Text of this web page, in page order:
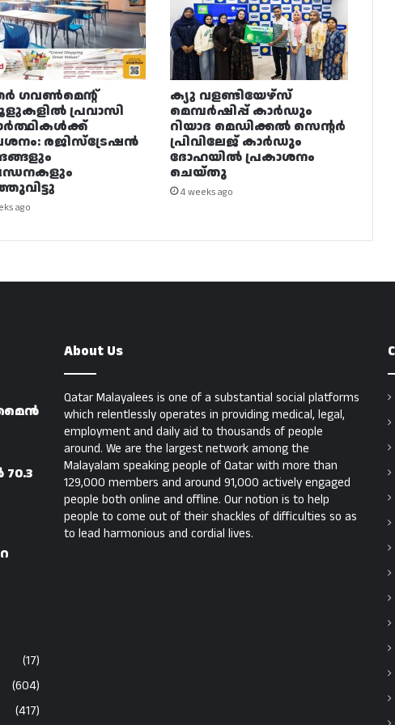
ഗവൺമെന്റ്
പ്രവാസി
രജിസ്ട്രേഷൻ
ago
ക്യു വളണ്ടിയേഴ്‌സ്
മെമ്പർഷിപ്പ് കാർഡും
റിയാദ മെഡിക്കൽ സെന്റർ
പ്രിവിലേജ് കാർഡും
ദോഹയിൽ പ്രകാശനം
ചെയ്തു
4 weeks ago
(17)
(604)
(417)
About Us
Qatar Malayalees is one of a substantial social platforms
which relentlessly operates in providing medical, legal,
employment and daily aid to thousands of people
around. We are the largest network among the
Malayalam speaking people of Qatar with more than
129,000 members and around 91,000 actively engaged
people both online and offline. Our notion is to help
people to come out of their shackles of difficulties so as
to lead harmonious and cordial lives.